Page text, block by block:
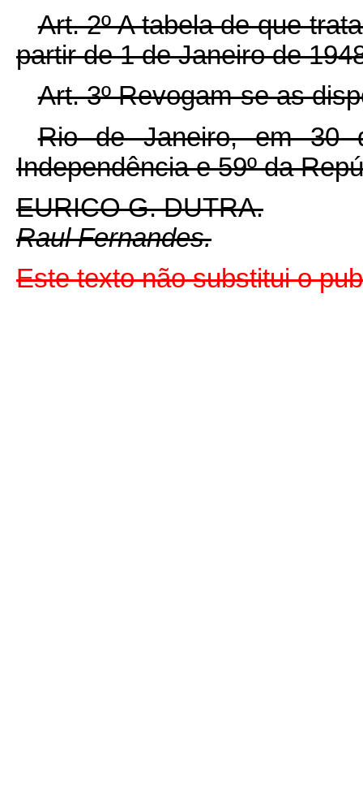
Art. 2º A tabela de que
partir de 1 de Janeiro de
Art. 3º Revogam-se as
Rio de Janeiro, em 30
Independência e 59º da
EURICO G. DUTRA.
Raul Fernandes.
Este texto não substitui o